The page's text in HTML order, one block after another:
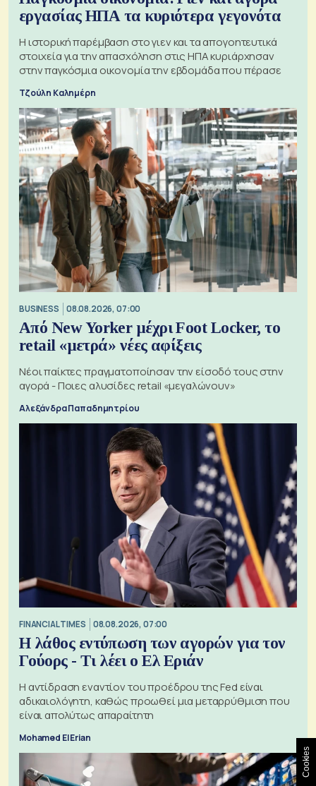
εργασίας ΗΠΑ τα κυριότερα γεγονότα
Η ιστορική παρέμβαση στο γιεν και τα απογοητευτικά
στοιχεία για την απασχόληση στις ΗΠΑ κυριάρχησαν
στην παγκόσμια οικονομία την εβδομάδα που πέρασε
Τζούλη Καλημέρη
BUSINESS 08.08.2026, 07:00
Από New Yorker μέχρι Foot Locker, το
retail «μετρά» νέες αφίξεις
Νέοι παίκτες πραγματοποίησαν την είσοδό τους στην
αγορά - Ποιες αλυσίδες retail «μεγαλώνουν»
Αλεξάνδρα Παπαδημητρίου
FINANCIAL TIMES 08.08.2026, 07:00
Η λάθος εντύπωση των αγορών για τον
Γούορς - Τι λέει ο Ελ Εριάν
Η αντίδραση εναντίον του προέδρου της Fed είναι
αδικαιολόγητη, καθώς προωθεί μια μεταρρύθμιση που
είναι απολύτως απαραίτητη
Mohamed El Erian
Cookies